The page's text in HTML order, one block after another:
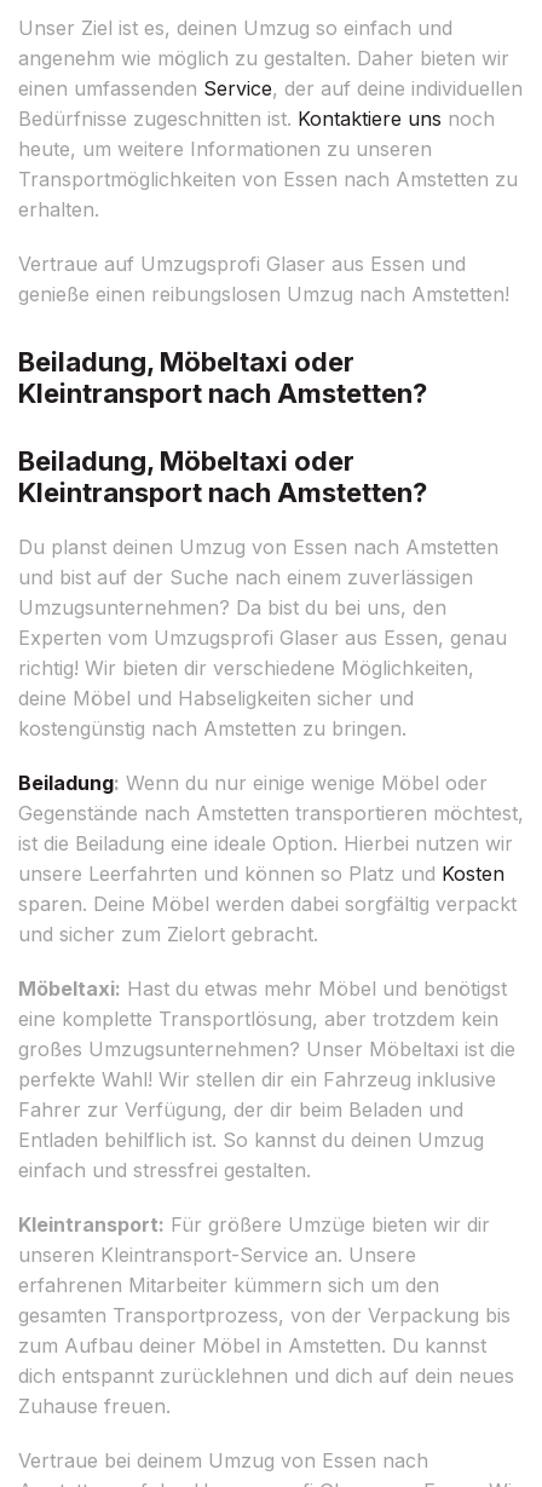
Unser Ziel ist es, deinen Umzug so einfach und
angenehm wie möglich zu gestalten. Daher bieten wir
einen umfassenden Service, der auf deine individuellen
Bedürfnisse zugeschnitten ist. Kontaktiere uns noch
heute, um weitere Informationen zu unseren
Transportmöglichkeiten von Essen nach Amstetten zu
erhalten.
Vertraue auf Umzugsprofi Glaser aus Essen und
genieße einen reibungslosen Umzug nach Amstetten!
Beiladung, Möbeltaxi oder
Kleintransport nach Amstetten?
Beiladung, Möbeltaxi oder
Kleintransport nach Amstetten?
Du planst deinen Umzug von Essen nach Amstetten
und bist auf der Suche nach einem zuverlässigen
Umzugsunternehmen? Da bist du bei uns, den
Experten vom Umzugsprofi Glaser aus Essen, genau
richtig! Wir bieten dir verschiedene Möglichkeiten,
deine Möbel und Habseligkeiten sicher und
kostengünstig nach Amstetten zu bringen.
Beiladung: Wenn du nur einige wenige Möbel oder
Gegenstände nach Amstetten transportieren möchtest,
ist die Beiladung eine ideale Option. Hierbei nutzen wir
unsere Leerfahrten und können so Platz und Kosten
sparen. Deine Möbel werden dabei sorgfältig verpackt
und sicher zum Zielort gebracht.
Möbeltaxi: Hast du etwas mehr Möbel und benötigst
eine komplette Transportlösung, aber trotzdem kein
großes Umzugsunternehmen? Unser Möbeltaxi ist die
perfekte Wahl! Wir stellen dir ein Fahrzeug inklusive
Fahrer zur Verfügung, der dir beim Beladen und
Entladen behilflich ist. So kannst du deinen Umzug
einfach und stressfrei gestalten.
Kleintransport: Für größere Umzüge bieten wir dir
unseren Kleintransport-Service an. Unsere
erfahrenen Mitarbeiter kümmern sich um den
gesamten Transportprozess, von der Verpackung bis
zum Aufbau deiner Möbel in Amstetten. Du kannst
dich entspannt zurücklehnen und dich auf dein neues
Zuhause freuen.
Vertraue bei deinem Umzug von Essen nach